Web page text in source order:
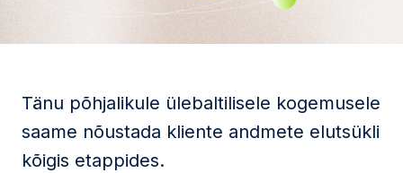
Tänu põhjalikule ülebaltilisele kogemusele
saame nõustada kliente andmete elutsükli
kõigis etappides.